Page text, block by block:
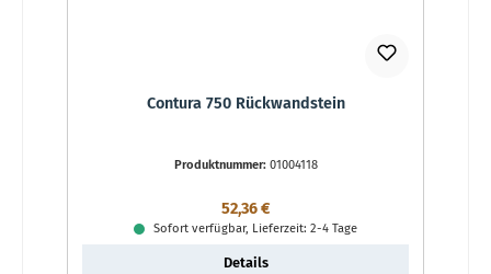
Contura 750 Rückwandstein
Produktnummer: 01004118
Regulärer Preis:
52,36 €
Sofort verfügbar, Lieferzeit: 2-4 Tage
Details